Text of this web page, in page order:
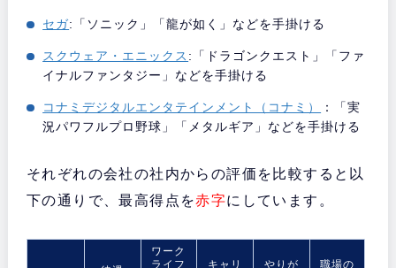
セガ:「ソニック」「龍が如く」などを手掛ける
スクウェア・エニックス :「ドラゴンクエスト」「ファ
イナルファンタジー」などを手掛ける
コナミデジタルエンタテインメント（コナミ）
：「実
況パワフルプロ野球」「メタルギア」などを手掛ける
それぞれの会社の社内からの評価を比較すると以
下の通りで、最高得点を赤字にしています。
ワーク
ライフ
キャリ やりが 職場の